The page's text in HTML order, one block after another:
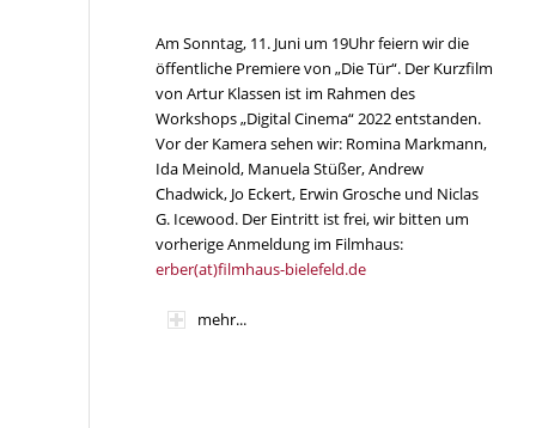
Am Sonntag, 11. Juni um 19Uhr feiern wir die
öffentliche Premiere von „Die Tür“. Der Kurzfilm
von Artur Klassen ist im Rahmen des
Workshops „Digital Cinema“ 2022 entstanden.
Vor der Kamera sehen wir: Romina Markmann,
Ida Meinold, Manuela Stüßer, Andrew
Chadwick, Jo Eckert, Erwin Grosche und Niclas
G. Icewood. Der Eintritt ist frei, wir bitten um
vorherige Anmeldung im Filmhaus:
erber(at)filmhaus-bielefeld.de
mehr...